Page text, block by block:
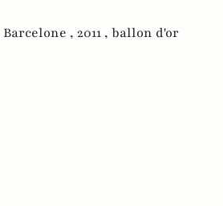
Barcelone , 2011 , ballon d'or